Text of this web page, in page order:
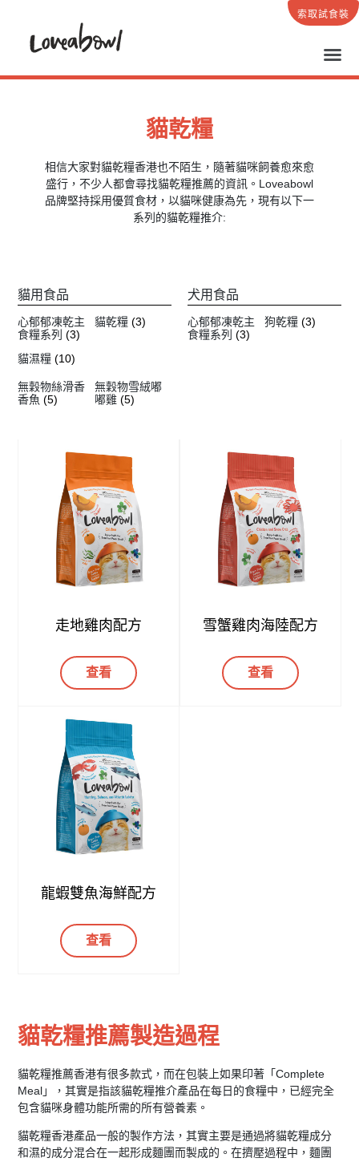
索取試食裝
貓乾糧
相信大家對貓乾糧香港也不陌生，隨著貓咪飼養愈來愈
盛行，不少人都會尋找貓乾糧推薦的資訊。Loveabowl
品牌堅持採用優質食材，以貓咪健康為先，現有以下一
系列的貓乾糧推介:
貓用食品
心郁郁凍乾主
食糧系列(3)
貓乾糧(3)
貓濕糧(10)
無穀物絲滑香
香魚(5)
無穀物雪絨嘟
嘟雞(5)
犬用食品
心郁郁凍乾主
食糧系列 (3)
狗乾糧 (3)
走地雞肉配方
查看
雪蟹雞肉海陸配方
查看
龍蝦雙魚海鮮配方
查看
貓乾糧推薦製造過程
貓乾糧推薦香港有很多款式，而在包裝上如果印著「Complete
Meal」，其實是指該貓乾糧推介產品在每日的食糧中，已經完全
包含貓咪身體功能所需的所有營養素。
貓乾糧香港產品一般的製作方法，其實主要是通過將貓乾糧成分
和濕的成分混合在一起形成麵團而製成的。在擠壓過程中，麵團